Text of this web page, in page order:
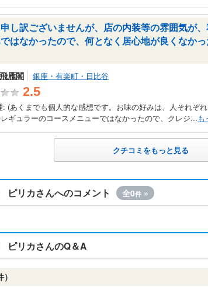
し訳ございませんが、店の内装等の雰囲気が
はなかったので、何となく居心地が良くなか
雁閣 銀座・有楽町・日比谷
2.5
(あくまでも個人的な感想です。お味の好みは、人それぞ
ギュラーのコースメニューではなかったので、クレジ...も
クチコミをもっと見る
ピリカさんへのコメント 全0件 »
ピリカさんのQ＆A